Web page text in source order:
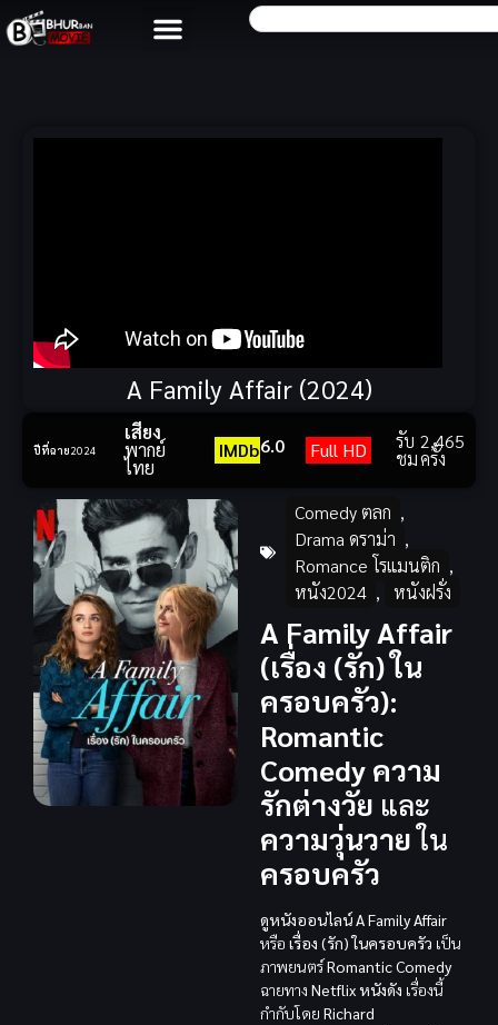
A Family Affair (2024)
ปีที่ฉาย2024
เสียง
พากย์
ไทย
IMDb6.0 Full HD รับ
ชม
2,465
ครั้ง
Comedy ตลก ,
Drama ดราม่า ,
Romance โรแมนติก ,
หนัง2024 , หนังฝรั่ง
A Family Affair
(เรื่อง (รัก) ใน
ครอบครัว):
Romantic
Comedy ความ
รักต่างวัย และ
ความวุ่นวายใน
ครอบครัว
ดูหนังออนไลน์A Family Affair
หรือ เรื่อง (รัก) ในครอบครัว เป็น
ภาพยนตร์Romantic Comedy
ฉายทาง Netflixหนังดัง เรื่องนี้
กำกับโดย Richard